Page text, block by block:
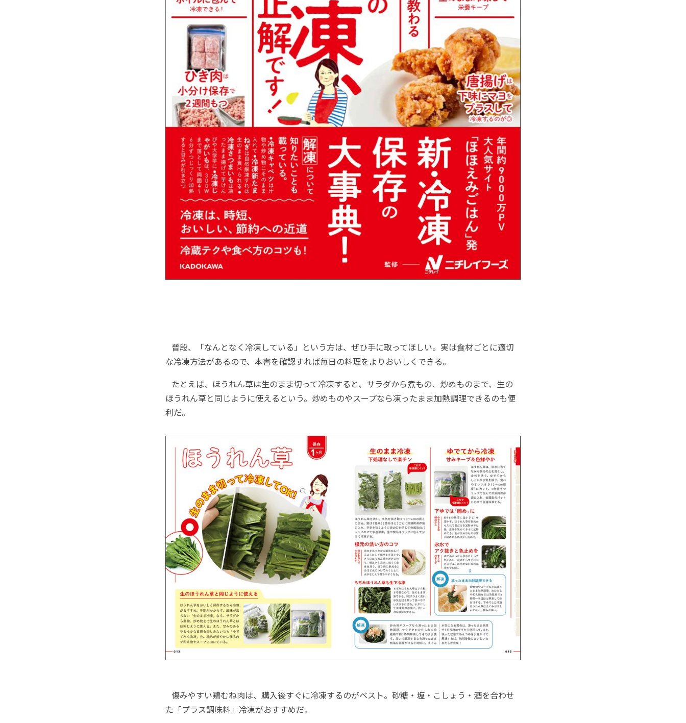
普段、「なんとなく冷凍している」という方は、ぜひ手に取ってほしい。実は食材ごとに適切
な冷凍方法があるので、本書を確認すれば毎日の料理をよりおいしくできる。
たとえば、ほうれん草は生のまま切って冷凍すると、サラダから煮もの、炒めものまで、生の
ほうれん草と同じように使えるという。炒めものやスープなら凍ったまま加熱調理できるのも便
利だ。
傷みやすい鶏むね肉は、購入後すぐに冷凍するのがベスト。砂糖・塩・こしょう・酒を合わせ
た「プラス調味料」冷凍がおすすめだ。